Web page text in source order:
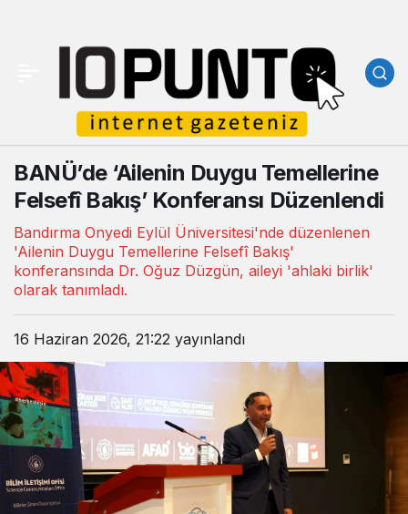
BANÜ’de ‘Ailenin Duygu Temellerine
Felsefî Bakış’ Konferansı Düzenlendi
Bandırma Onyedi Eylül Üniversitesi'nde düzenlenen
'Ailenin Duygu Temellerine Felsefî Bakış'
konferansında Dr. Oğuz Düzgün, aileyi 'ahlaki birlik'
olarak tanımladı.
16 Haziran 2026, 21:22 yayınlandı